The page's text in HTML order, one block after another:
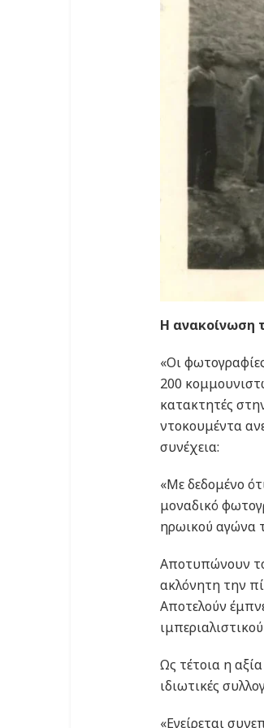
Η ανακοίνωση
«Οι
200
κατακτητές
ντοκουμέντα
συνέχεια:
«Με δεδομένο
μοναδικό
ηρωικού αγώνα
Αποτυπώνουν
ακλόνητη την
Αποτελούν
Ως τέτοια η
ιδιωτικές
«Εγείρεται